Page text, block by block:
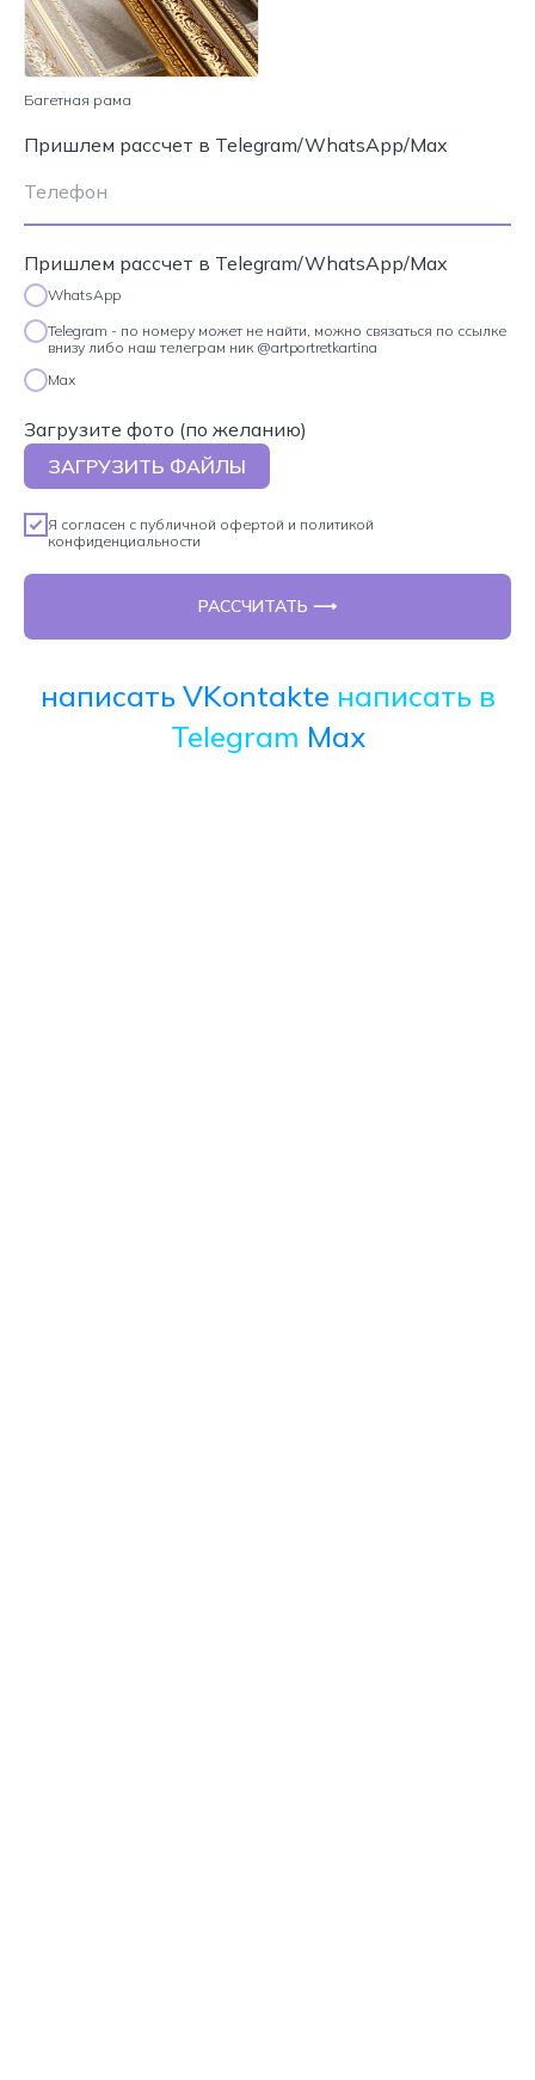
Багетная рама
Пришлем рассчет в Telegram/WhatsApp/Max
Пришлем рассчет в Telegram/WhatsApp/Max
WhatsApp
Telegram - по номеру может не найти, можно связаться по ссылке
внизу либо наш телеграм ник @artportretkartina
Max
Загрузите фото (по желанию)
ЗАГРУЗИТЬ ФАЙЛЫ
Я согласен с публичной офертой и политикой
конфиденциальности
РАССЧИТАТЬ ⟶
написать VKontakte написать в
Telegram Max